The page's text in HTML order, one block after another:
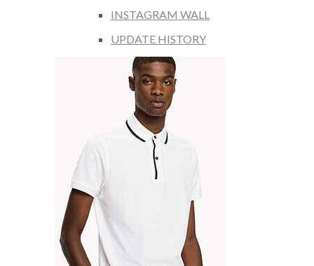
INSTAGRAM WALL
UPDATE HISTORY